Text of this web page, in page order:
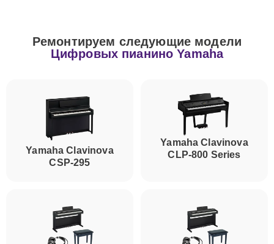
Ремонтируем следующие модели
Цифровых пианино Yamaha
Yamaha Clavinova
CSP-295
Yamaha Clavinova
CLP-800 Series